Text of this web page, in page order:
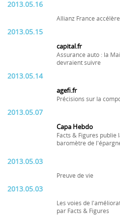
2013.05.16
Allianz France
2013.05.15
capital.fr
Assurance auto : la
devraient suivre
2013.05.14
agefi.fr
Précisions sur la
2013.05.07
Capa Hebdo
Facts & Figures
baromètre de
2013.05.03
Preuve de vie
2013.05.03
Les voies de
par Facts & Figures